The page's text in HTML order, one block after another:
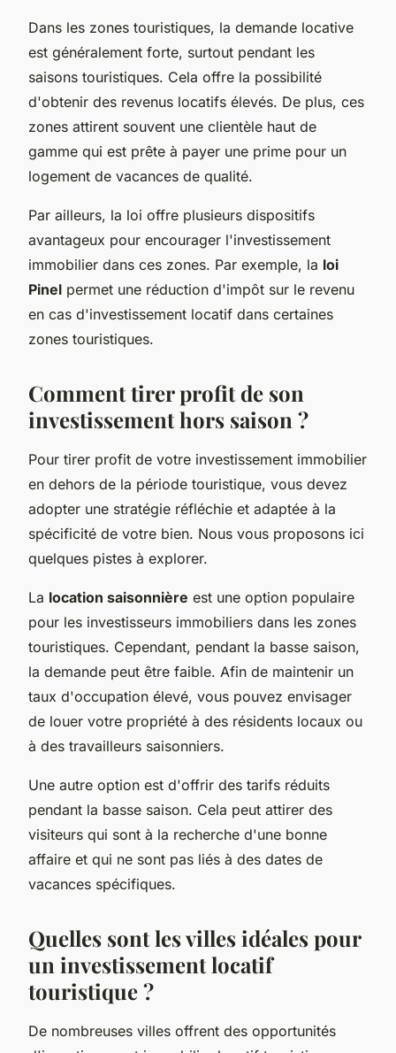
Dans les zones touristiques, la demande locative
est généralement forte, surtout pendant les
saisons touristiques. Cela offre la possibilité
d'obtenir des revenus locatifs élevés. De plus, ces
zones attirent souvent une clientèle haut de
gamme qui est prête à payer une prime pour un
logement de vacances de qualité.
Par ailleurs, la loi offre plusieurs dispositifs
avantageux pour encourager l'investissement
immobilier dans ces zones. Par exemple, la loi
Pinel permet une réduction d'impôt sur le revenu
en cas d'investissement locatif dans certaines
zones touristiques.
Comment tirer profit de son
investissement hors saison ?
Pour tirer profit de votre investissement immobilier
en dehors de la période touristique, vous devez
adopter une stratégie réfléchie et adaptée à la
spécificité de votre bien. Nous vous proposons ici
quelques pistes à explorer.
La location saisonnière est une option populaire
pour les investisseurs immobiliers dans les zones
touristiques. Cependant, pendant la basse saison,
la demande peut être faible. Afin de maintenir un
taux d'occupation élevé, vous pouvez envisager
de louer votre propriété à des résidents locaux ou
à des travailleurs saisonniers.
Une autre option est d'offrir des tarifs réduits
pendant la basse saison. Cela peut attirer des
visiteurs qui sont à la recherche d'une bonne
affaire et qui ne sont pas liés à des dates de
vacances spécifiques.
Quelles sont les villes idéales pour
un investissement locatif
touristique ?
De nombreuses villes offrent des opportunités